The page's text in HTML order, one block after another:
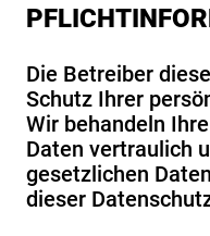
Die Betreiber
Schutz Ihrer
Wir behandeln
Daten vertraulich
gesetzlichen
dieser